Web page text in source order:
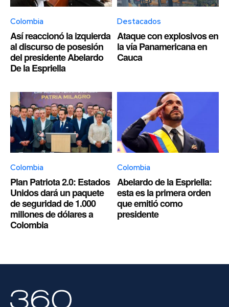
Colombia
Así reaccionó la izquierda
al discurso de posesión
del presidente Abelardo
De la Espriella
Destacados
Ataque con explosivos en
la vía Panamericana en
Cauca
Colombia
Plan Patriota 2.0: Estados
Unidos dará un paquete
de seguridad de 1.000
millones de dólares a
Colombia
Colombia
Abelardo de la Espriella:
esta es la primera orden
que emitió como
presidente